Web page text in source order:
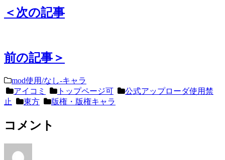
＜次の記事
前の記事＞
mod使用/なし-キャラ
アイコミ
トップページ可
公式アップローダ使用禁
止
東方 版権・版権キャラ
コメント